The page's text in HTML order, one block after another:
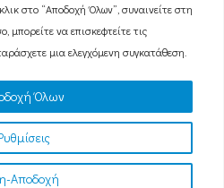
στο “Αποδοχή Όλων”, συναινείτε στη
να επισκεφτείτε τις
μια ελεγχόμενη συγκατάθεση.
Αποδοχή
Όλων
δικαιώματα κατοχυρωμένα.